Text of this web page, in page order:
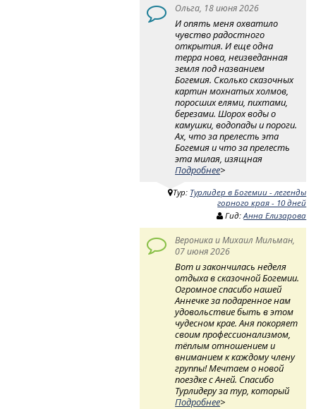
Ольга, 18 июня 2026
И опять меня охватило
чувство радостного
открытия. И еще одна
терра нова, неизведанная
земля под названием
Богемия. Сколько сказочных
картин мохнатых холмов,
поросших елями, пихтами,
березами. Шорох воды о
камушки, водопады и пороги.
Ах, что за прелесть эта
Богемия и что за прелесть
эта милая, изящная
Подробнее>
Тур: Турлидер в Богемии - легенды
горного края - 10 дней
Гид:Анна Елизарова
Вероника и Михаил Мильман,
07 июня 2026
Вот и закончилась неделя
отдыха в сказочной Богемии.
Огромное спасибо нашей
Аннечке за подаренное нам
удовольствие быть в этом
чудесном крае. Аня покоряет
своим профессионализмом,
тёплым отношением и
вниманием к каждому члену
группы! Мечтаем о новой
поездке с Аней. Спасибо
Турлидеру за тур, который
Подробнее>